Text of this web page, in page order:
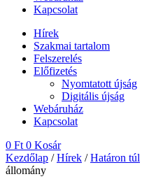
Kapcsolat
Hírek
Szakmai tartalom
Felszerelés
Előfizetés
Nyomtatott újság
Digitális újság
Webáruház
Kapcsolat
0 Ft 0 Kosár
Kezdőlap /Hírek /Határon túl
állomány